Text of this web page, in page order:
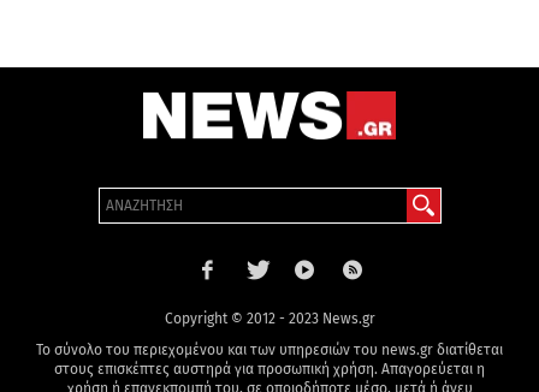
Copyright © 2012 - 2023 News.gr
Το σύνολο του περιεχομένου και των υπηρεσιών του news.gr διατίθεται
στους επισκέπτες αυστηρά για προσωπική χρήση. Απαγορεύεται η